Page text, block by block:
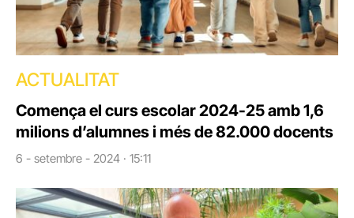
ACTUALITAT
Comença el curs escolar 2024-25 amb 1,6
milions d’alumnes i més de 82.000 docents
6 - setembre - 2024 · 15:11